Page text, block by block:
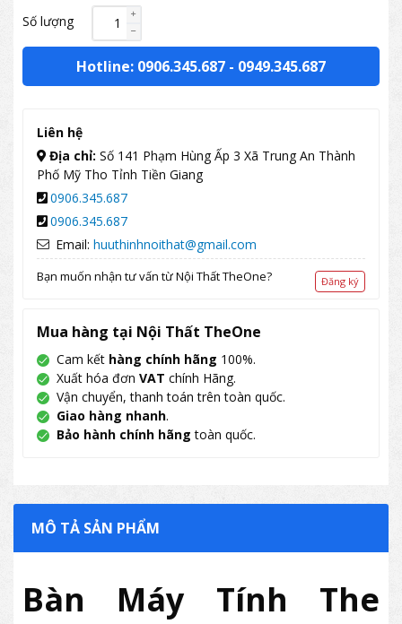
Số lượng
Hotline: 0906.345.687 - 0949.345.687
Liên hệ
Địa chỉ: Số 141 Phạm Hùng Ấp 3 Xã Trung An Thành
Phố Mỹ Tho Tỉnh Tiền Giang
0906.345.687
0906.345.687
Email: huuthinhnoithat@gmail.com
Bạn muốn nhận tư vấn từ Nội Thất TheOne? Đăng ký
Mua hàng tại Nội Thất TheOne
Cam kết hàng chính hãng 100%.
Xuất hóa đơn VAT chính Hãng.
Vận chuyển, thanh toán trên toàn quốc.
Giao hàng nhanh.
Bảo hành chính hãng toàn quốc.
MÔ TẢ SẢN PHẨM
Bàn Máy Tính The